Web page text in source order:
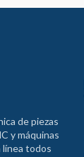
de piezas
y máquinas
línea todos